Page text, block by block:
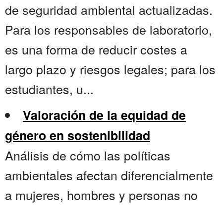
de seguridad ambiental actualizadas.
Para los responsables de laboratorio,
es una forma de reducir costes a
largo plazo y riesgos legales; para los
estudiantes, u...
Valoración de la equidad de
género en sostenibilidad
Análisis de cómo las políticas
ambientales afectan diferencialmente
a mujeres, hombres y personas no